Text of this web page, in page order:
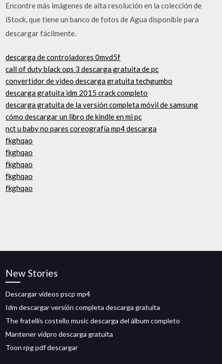
Encontre más imágenes de alta resolución en la colección de
iStock, que tiene un banco de fotos de Agua disponible para
descargar fácilmente.
descarga de controladores 0mvd5f
call of duty black ops 3 descarga gratuita de pc
convertidor de video descarga gratuita techgumbo
descarga gratuita idm 2015 crack completo
descarga gratuita de la versión completa móvil de samsung
cómo descargar un libro de kindle en mi pc
nct u baby no pares coreografía mp4 descarga
fkghqao
fkghqao
fkghqao
fkghqao
fkghqao
New Stories
Descargar videos pscp mp4
Idm descargar versión completa descarga gratuita
The fratellis costello music descarga del álbum completo
Mantener vidpro descarga gratuita
Toon rpg pdf descargar